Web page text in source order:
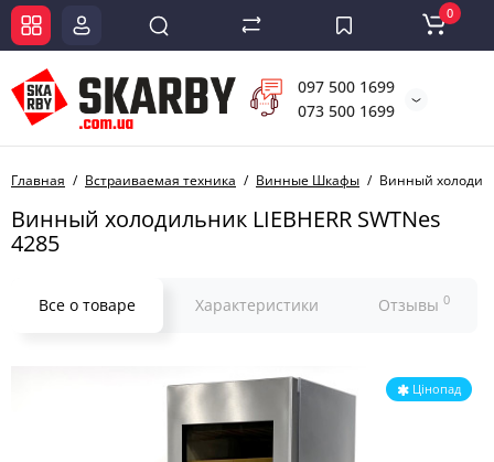
097 500 1699
073 500 1699
0
Главная Встраиваемая техника Винные Шкафы Винный
Винный холодильник LIEBHERR SWTNes
4285
Все о товаре Характеристики Отзывы 0
Цінопад